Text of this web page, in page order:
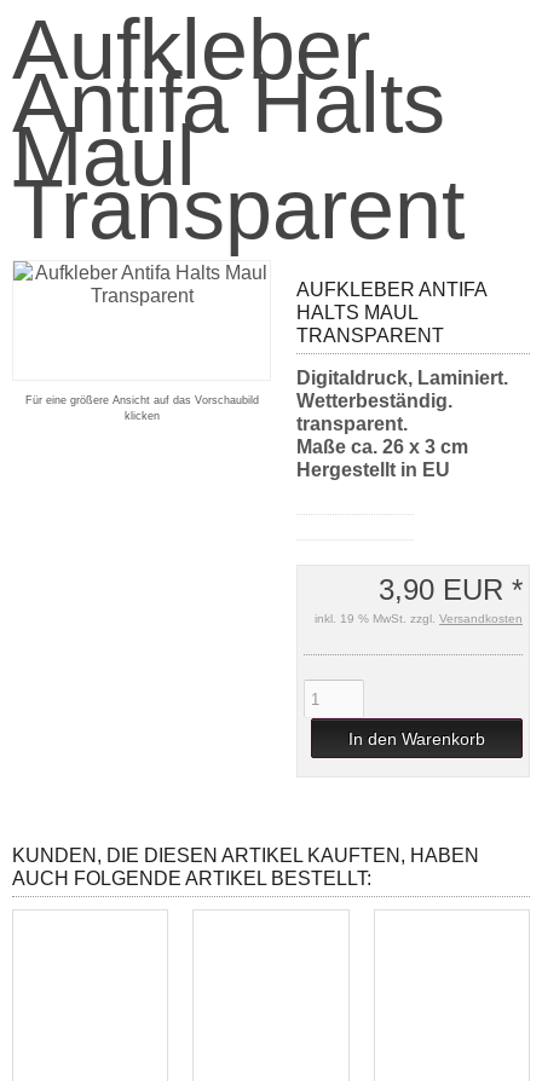
Aufkleber
Antifa Halts
Maul
Transparent
Für eine größere Ansicht auf das Vorschaubild
klicken
AUFKLEBER ANTIFA
HALTS MAUL
TRANSPARENT
Digitaldruck, Laminiert.
Wetterbeständig.
transparent.
Maße ca. 26 x 3 cm
Hergestellt in EU
3,90 EUR *
inkl. 19 % MwSt. zzgl. Versandkosten
In den Warenkorb
KUNDEN, DIE DIESEN ARTIKEL KAUFTEN, HABEN
AUCH FOLGENDE ARTIKEL BESTELLT: